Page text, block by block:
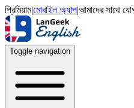
প্রিমিয়াম|মোবাইল অ্যাপ|আমাদের সাথে
Toggle navigation